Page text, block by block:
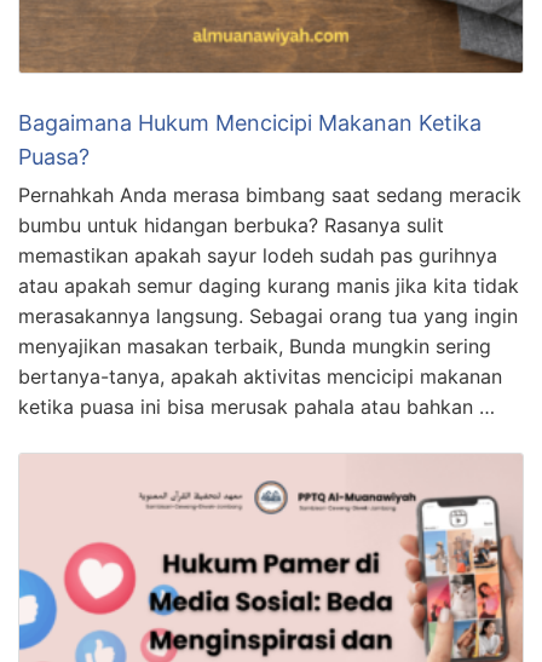
Bagaimana Hukum Mencicipi Makanan Ketika
Puasa?
Pernahkah Anda merasa bimbang saat sedang meracik
bumbu untuk hidangan berbuka? Rasanya sulit
memastikan apakah sayur lodeh sudah pas gurihnya
atau apakah semur daging kurang manis jika kita tidak
merasakannya langsung. Sebagai orang tua yang ingin
menyajikan masakan terbaik, Bunda mungkin sering
bertanya-tanya, apakah aktivitas mencicipi makanan
ketika puasa ini bisa merusak pahala atau bahkan …